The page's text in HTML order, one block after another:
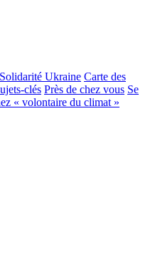
Solidarité Ukraine Carte des
clés Près de chez vous Se
« volontaire du climat »